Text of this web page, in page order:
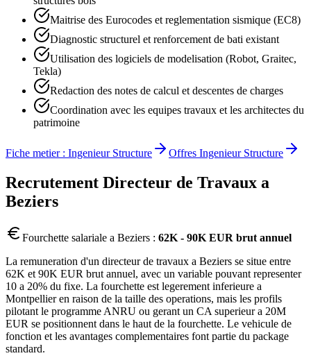
Maitrise des Eurocodes et reglementation sismique (EC8)
Diagnostic structurel et renforcement de bati existant
Utilisation des logiciels de modelisation (Robot, Graitec,
Tekla)
Redaction des notes de calcul et descentes de charges
Coordination avec les equipes travaux et les architectes du
patrimoine
Fiche metier : Ingenieur Structure Offres Ingenieur Structure
Recrutement Directeur de Travaux a
Beziers
Fourchette salariale a Beziers : 62K - 90K EUR brut annuel
La remuneration d'un directeur de travaux a Beziers se situe entre
62K et 90K EUR brut annuel, avec un variable pouvant representer
10 a 20% du fixe. La fourchette est legerement inferieure a
Montpellier en raison de la taille des operations, mais les profils
pilotant le programme ANRU ou gerant un CA superieur a 20M
EUR se positionnent dans le haut de la fourchette. Le vehicule de
fonction et les avantages complementaires font partie du package
standard.